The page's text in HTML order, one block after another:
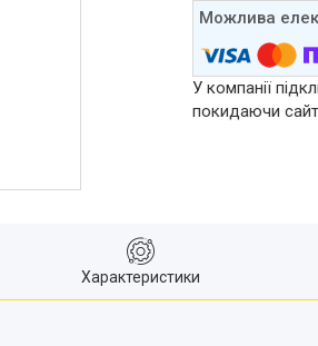
У компанії
покидаючи
Характеристики